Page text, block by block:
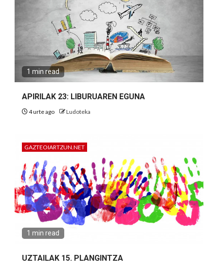
1 min read
APIRILAK 23: LIBURUAREN EGUNA
4 urte ago Ludoteka
GAZTEOIARTZUN.NET
1 min read
UZTAILAK 15. PLANGINTZA